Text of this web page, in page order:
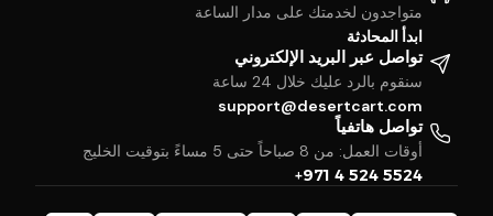
متواجدون لخدمتك على مدار الساعة
ابدأ المحادثة
تواصل عبر البريد الإلكتروني
سنقوم بالرد عليك خلال 24 ساعة
support@desertcart.com
تواصل هاتفياً
أوقات العمل: من 8 صباحاً حتى 5 مساءً بتوقيت الخليج
+971 4 524 5524